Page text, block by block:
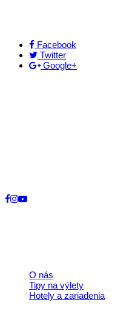
Facebook
Twitter
Google+
O nás
Tipy na výlety
Hotely a zariadenia